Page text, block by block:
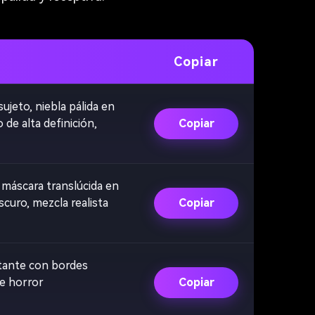
Copiar
niebla pálida en
de alta definición,
Copiar
translúcida en
mezcla realista
Copiar
con bordes
horror
Copiar